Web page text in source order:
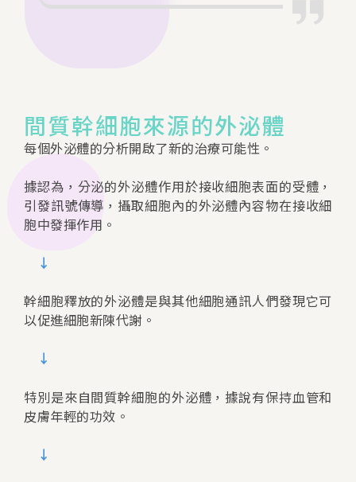
間質幹細胞來源的外泌體
每個外泌體的分析開啟了新的治療可能性。
據認為，分泌的外泌體作用於接收細胞表面的受體，
引發訊號傳導，攝取細胞內的外泌體內容物在接收細
胞中發揮作用。
↓
幹細胞釋放的外泌體是與其他細胞通訊人們發現它可
以促進細胞新陳代謝。
↓
特別是來自間質幹細胞的外泌體，據說有保持血管和
皮膚年輕的功效。
↓